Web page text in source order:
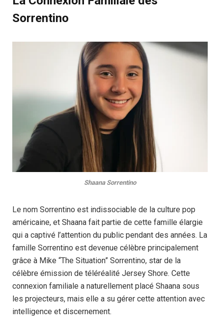
Sorrentino
Shaana Sorrentino
Le nom Sorrentino est indissociable de la culture pop
américaine, et Shaana fait partie de cette famille élargie
qui a captivé l’attention du public pendant des années. La
famille Sorrentino est devenue célèbre principalement
grâce à Mike “The Situation” Sorrentino, star de la
célèbre émission de téléréalité Jersey Shore. Cette
connexion familiale a naturellement placé Shaana sous
les projecteurs, mais elle a su gérer cette attention avec
intelligence et discernement.